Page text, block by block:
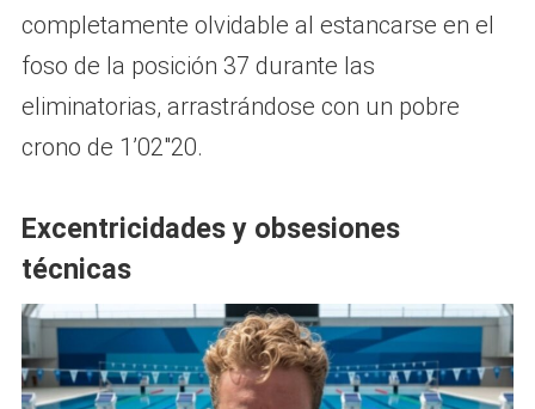
completamente olvidable al estancarse en el
foso de la posición 37 durante las
eliminatorias, arrastrándose con un pobre
crono de 1’02″20.
Excentricidades y obsesiones
técnicas